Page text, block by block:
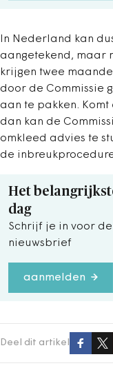
In Nederland kan
aangetekend, maar
krijgen twee
door de Commissie
aan te pakken.
dan kan de
omkleed advies te
de
Het
dag
Schrijf je in voor
nieuwsbrief
aanmelden
Deel dit artikel